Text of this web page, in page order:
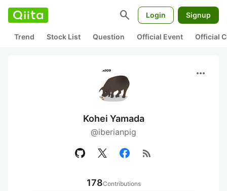
search Login Signup
Trend Stock List Question Official Event Official
more_horiz
Kohei Yamada
@iberianpig
rss_feed
178Contributions